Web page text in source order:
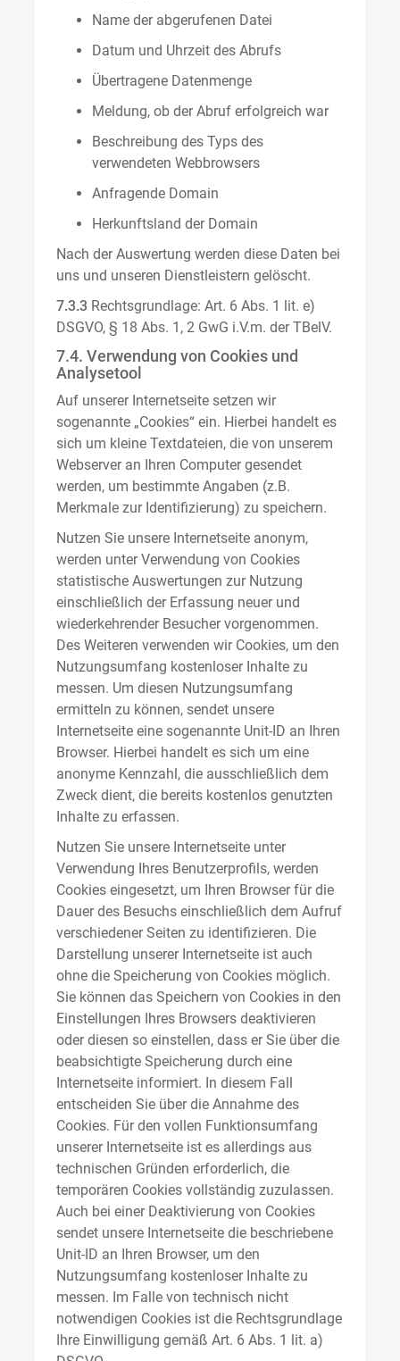
Name der abgerufenen Datei
Datum und Uhrzeit des Abrufs
Übertragene Datenmenge
Meldung, ob der Abruf erfolgreich war
Beschreibung des Typs des
verwendeten Webbrowsers
Anfragende Domain
Herkunftsland der Domain
Nach der Auswertung werden diese Daten bei
uns und unseren Dienstleistern gelöscht.
7.3.3 Rechtsgrundlage: Art. 6 Abs. 1 lit. e)
DSGVO, § 18 Abs. 1, 2 GwG i.V.m. der TBelV.
7.4. Verwendung von Cookies und
Analysetool
Auf unserer Internetseite setzen wir
sogenannte „Cookies“ ein. Hierbei handelt es
sich um kleine Textdateien, die von unserem
Webserver an Ihren Computer gesendet
werden, um bestimmte Angaben (z.B.
Merkmale zur Identifizierung) zu speichern.
Nutzen Sie unsere Internetseite anonym,
werden unter Verwendung von Cookies
statistische Auswertungen zur Nutzung
einschließlich der Erfassung neuer und
wiederkehrender Besucher vorgenommen.
Des Weiteren verwenden wir Cookies, um den
Nutzungsumfang kostenloser Inhalte zu
messen. Um diesen Nutzungsumfang
ermitteln zu können, sendet unsere
Internetseite eine sogenannte Unit-ID an Ihren
Browser. Hierbei handelt es sich um eine
anonyme Kennzahl, die ausschließlich dem
Zweck dient, die bereits kostenlos genutzten
Inhalte zu erfassen.
Nutzen Sie unsere Internetseite unter
Verwendung Ihres Benutzerprofils, werden
Cookies eingesetzt, um Ihren Browser für die
Dauer des Besuchs einschließlich dem Aufruf
verschiedener Seiten zu identifizieren. Die
Darstellung unserer Internetseite ist auch
ohne die Speicherung von Cookies möglich.
Sie können das Speichern von Cookies in den
Einstellungen Ihres Browsers deaktivieren
oder diesen so einstellen, dass er Sie über die
beabsichtigte Speicherung durch eine
Internetseite informiert. In diesem Fall
entscheiden Sie über die Annahme des
Cookies. Für den vollen Funktionsumfang
unserer Internetseite ist es allerdings aus
technischen Gründen erforderlich, die
temporären Cookies vollständig zuzulassen.
Auch bei einer Deaktivierung von Cookies
sendet unsere Internetseite die beschriebene
Unit-ID an Ihren Browser, um den
Nutzungsumfang kostenloser Inhalte zu
messen. Im Falle von technisch nicht
notwendigen Cookies ist die Rechtsgrundlage
Ihre Einwilligung gemäß Art. 6 Abs. 1 lit. a)